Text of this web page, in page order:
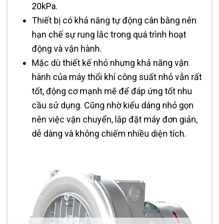
20kPa.
Thiết bị có khả năng tự động cân bằng nên
hạn chế sự rung lắc trong quá trình hoạt
động và vận hành.
Mặc dù thiết kế nhỏ nhưng khả năng vận
hành của máy thổi khí công suất nhỏ vẫn rất
tốt, động cơ mạnh mẽ để đáp ứng tốt nhu
cầu sử dụng. Cũng nhờ kiểu dáng nhỏ gọn
nên việc vận chuyển, lắp đặt máy đơn giản,
dễ dàng và không chiếm nhiều diện tích.